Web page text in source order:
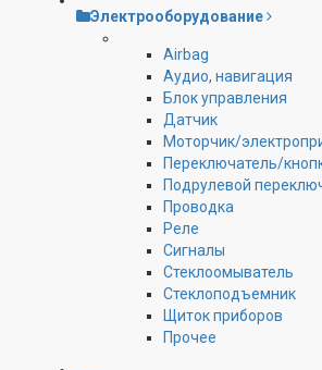
Электрооборудование
Airbag
Аудио, навигация
Блок управления
Датчик
Моторчик/
Переключатель/
Подрулевой
Проводка
Реле
Сигналы
Стеклоомыватель
Стеклоподъемник
Щиток приборов
Прочее